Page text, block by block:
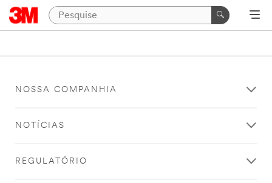
NOSSA COMPANHIA
NOTÍCIAS
REGULATÓRIO